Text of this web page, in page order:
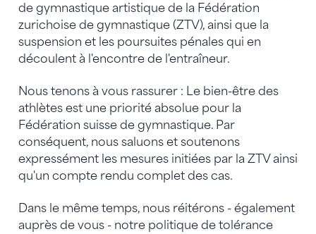
de gymnastique artistique de la Fédération
zurichoise de gymnastique (ZTV), ainsi que la
suspension et les poursuites pénales qui en
découlent à l'encontre de l'entraîneur.
Nous tenons à vous rassurer : Le bien-être des
athlètes est une priorité absolue pour la
Fédération suisse de gymnastique. Par
conséquent, nous saluons et soutenons
expressément les mesures initiées par la ZTV ainsi
qu'un compte rendu complet des cas.
Dans le même temps, nous réitérons - également
auprès de vous - notre politique de tolérance